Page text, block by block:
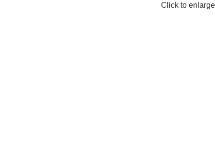
Click to enlarge